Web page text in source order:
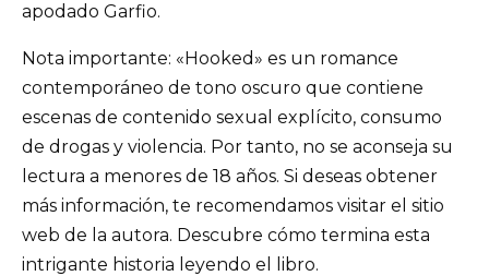
apodado Garfio.
Nota importante: «Hooked» es un romance
contemporáneo de tono oscuro que contiene
escenas de contenido sexual explícito, consumo
de drogas y violencia. Por tanto, no se aconseja su
lectura a menores de 18 años. Si deseas obtener
más información, te recomendamos visitar el sitio
web de la autora. Descubre cómo termina esta
intrigante historia leyendo el libro.